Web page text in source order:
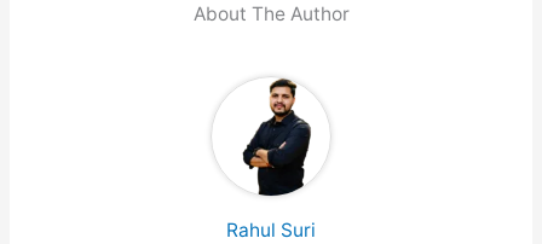
About The Author
Rahul Suri